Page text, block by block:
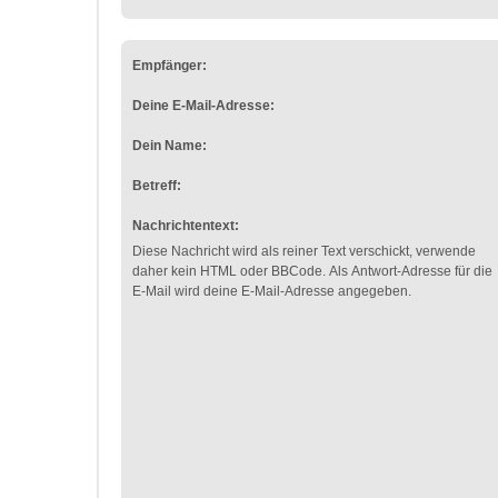
Empfänger:
Deine E-Mail-Adresse:
Dein Name:
Betreff:
Nachrichtentext:
Diese Nachricht wird als reiner Text verschickt, verwende
daher kein HTML oder BBCode. Als Antwort-Adresse für die
E-Mail wird deine E-Mail-Adresse angegeben.